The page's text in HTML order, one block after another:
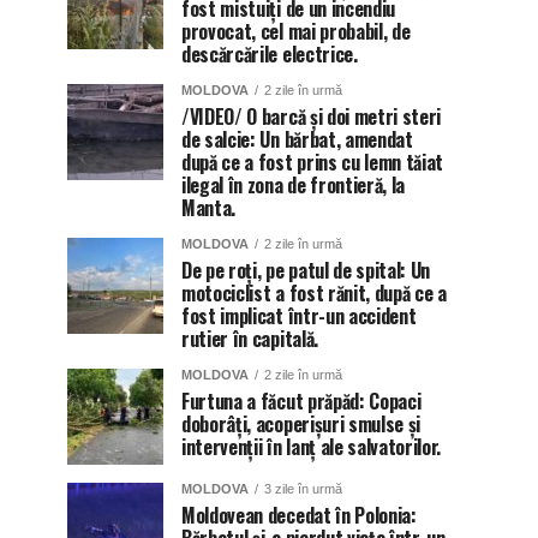
fost mistuiți de un incendiu
provocat, cel mai probabil, de
descărcările electrice.
MOLDOVA 2 zile în urmă
/VIDEO/ O barcă și doi metri steri
de salcie: Un bărbat, amendat
după ce a fost prins cu lemn tăiat
ilegal în zona de frontieră, la
Manta.
MOLDOVA 2 zile în urmă
De pe roți, pe patul de spital: Un
motociclist a fost rănit, după ce a
fost implicat într-un accident
rutier în capitală.
MOLDOVA 2 zile în urmă
Furtuna a făcut prăpăd: Copaci
doborâți, acoperișuri smulse și
intervenții în lanț ale salvatorilor.
MOLDOVA 3 zile în urmă
Moldovean decedat în Polonia: